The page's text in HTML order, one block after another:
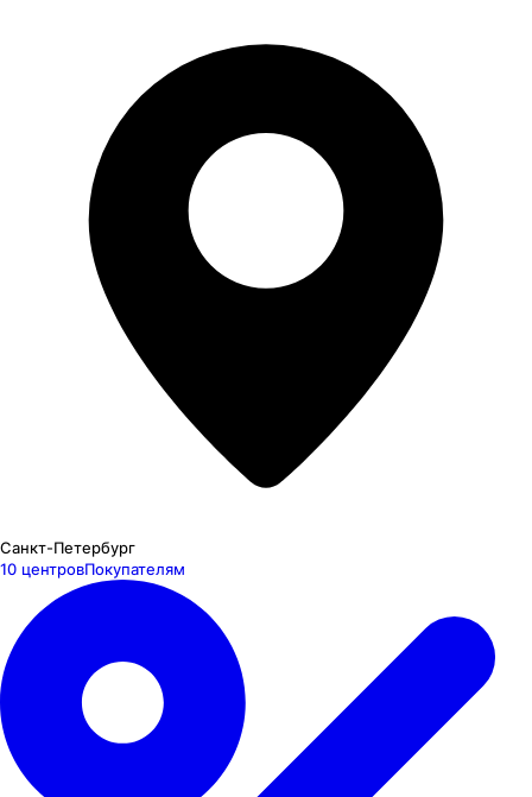
Санкт-Петербург
10 центровПокупателям